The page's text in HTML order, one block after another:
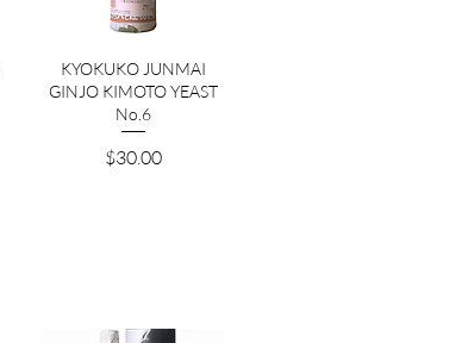
クイックビュー
KYOKUKO JUNMAI
GINJO KIMOTO YEAST
No.6
価格
$30.00